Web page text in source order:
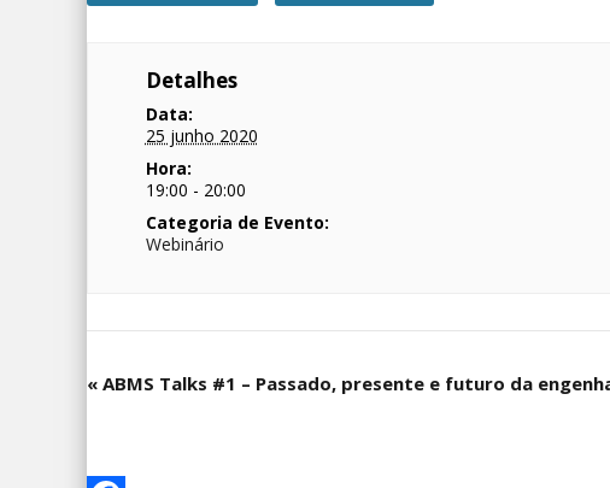
Detalhes
Data:
25 junho 2020
Hora:
19:00 - 20:00
Categoria de Evento:
Webinário
« ABMS Talks #1 – Passado, presente e futuro da